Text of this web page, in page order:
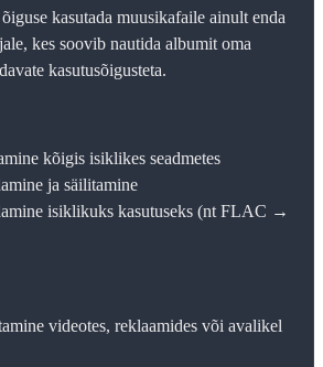
kasutada muusikafaile ainult enda
kes soovib nautida albumit oma
kasutusõigusteta.
kõigis isiklikes seadmetes
ja säilitamine
isiklikuks kasutuseks (nt FLAC →
videotes, reklaamides või avalikel